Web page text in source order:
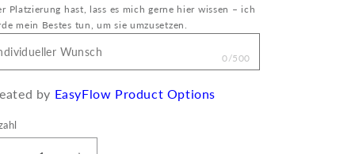
Platzierung hast, lass es mich gerne hier wissen – ich
mein Bestes tun, um sie umzusetzen.
0/500
by EasyFlow Product Options